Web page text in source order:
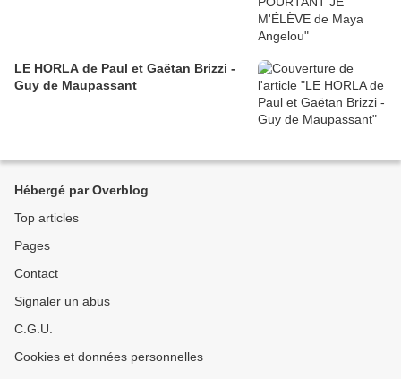
LE HORLA de Paul et Gaëtan Brizzi -
Guy de Maupassant
Hébergé par Overblog
Top articles
Pages
Contact
Signaler un abus
C.G.U.
Cookies et données personnelles